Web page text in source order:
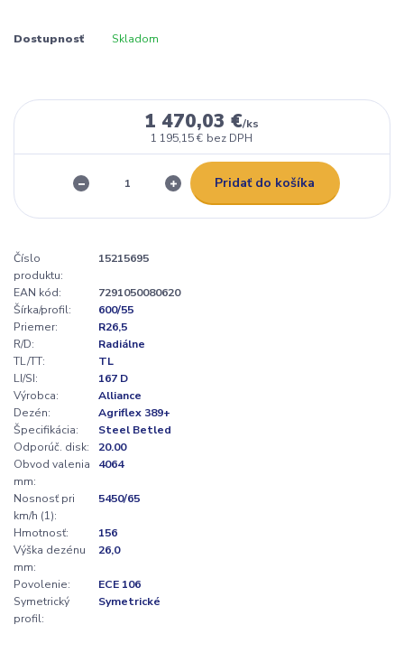
Dostupnosť Skladom
1 470,03 €/ks
1 195,15 € bez DPH
Pridať do košíka
Číslo
produktu:
15215695
EAN kód:
7291050080620
Šírka/profil:
600/55
Priemer:
R26,5
R/D:
Radiálne
TL/TT:
TL
LI/SI:
167 D
Výrobca:
Alliance
Dezén:
Agriflex 389+
Špecifikácia:
Steel Betled
Odporúč. disk:
20.00
Obvod valenia
mm:
4064
Nosnosť pri
km/h (1):
5450/65
Hmotnosť:
156
Výška dezénu
mm:
26,0
Povolenie:
ECE 106
Symetrický
profil:
Symetrické